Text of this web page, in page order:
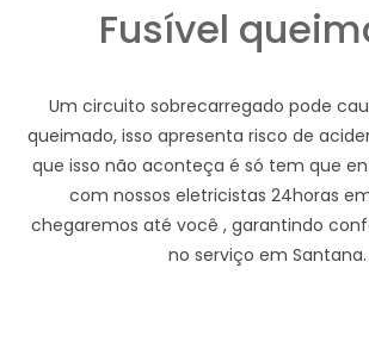
Fusível
Um circuito sobrecarregado pode
queimado, isso apresenta risco de
que isso não aconteça é só tem que
com nossos eletricistas 24horas
chegaremos até você , garantindo
no serviço em Santana.